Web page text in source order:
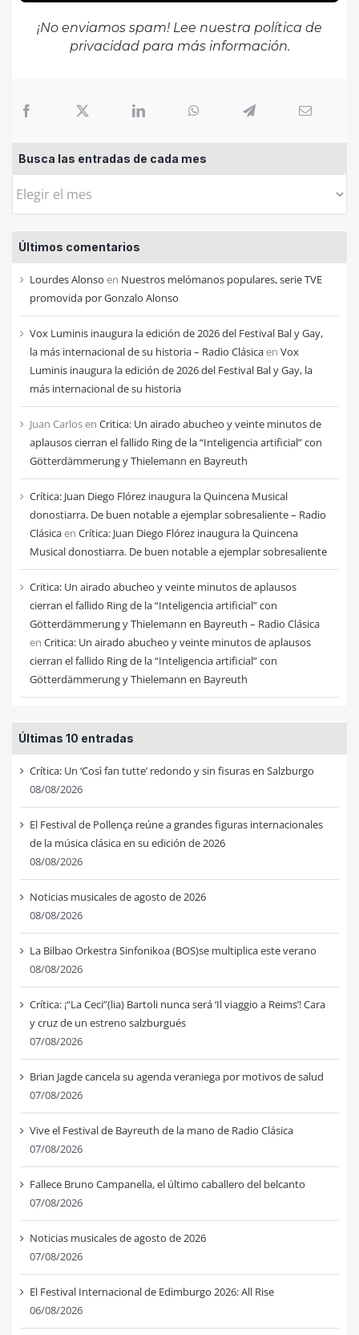
¡No enviamos spam! Lee nuestra política de
privacidadpara más información.
Busca las entradas de cada mes
Busca
entradas
de
cada
mes
Últimos comentarios
Lourdes Alonso en Nuestros melómanos populares, serie TVE
promovida por Gonzalo Alonso
Vox Luminis inaugura la edición de 2026 del Festival Bal y Gay,
la más internacional de su historia – Radio Clásicaen Vox
Luminis inaugura la edición de 2026 del Festival Bal y Gay, la
más internacional de su historia
Juan Carlosen Critica: Un airado abucheo y veinte minutos de
aplausos cierran el fallido Ring de la “Inteligencia artificial” con
Götterdämmerung y Thielemann en Bayreuth
Crítica: Juan Diego Flórez inaugura la Quincena Musical
donostiarra. De buen notable a ejemplar sobresaliente – Radio
Clásicaen Crítica: Juan Diego Flórez inaugura la Quincena
Musical donostiarra. De buen notable a ejemplar sobresaliente
Critica: Un airado abucheo y veinte minutos de aplausos
cierran el fallido Ring de la “Inteligencia artificial” con
Götterdämmerung y Thielemann en Bayreuth – Radio Clásica
en Critica: Un airado abucheo y veinte minutos de aplausos
cierran el fallido Ring de la “Inteligencia artificial” con
Götterdämmerung y Thielemann en Bayreuth
Últimas 10 entradas
Crítica: Un ‘Così fan tutte’ redondo y sin fisuras en Salzburgo
08/08/2026
El Festival de Pollença reúne a grandes figuras internacionales
de la música clásica en su edición de 2026
08/08/2026
Noticias musicales de agosto de 2026
08/08/2026
La Bilbao Orkestra Sinfonikoa (BOS)se multiplica este verano
08/08/2026
Crítica: ¡“La Ceci”(lia) Bartoli nunca será ‘Il viaggio a Reims’! Cara
y cruz de un estreno salzburgués
07/08/2026
Brian Jagde cancela su agenda veraniega por motivos de salud
07/08/2026
Vive el Festival de Bayreuth de la mano de Radio Clásica
07/08/2026
Fallece Bruno Campanella, el último caballero del belcanto
07/08/2026
Noticias musicales de agosto de 2026
07/08/2026
El Festival Internacional de Edimburgo 2026: All Rise
06/08/2026